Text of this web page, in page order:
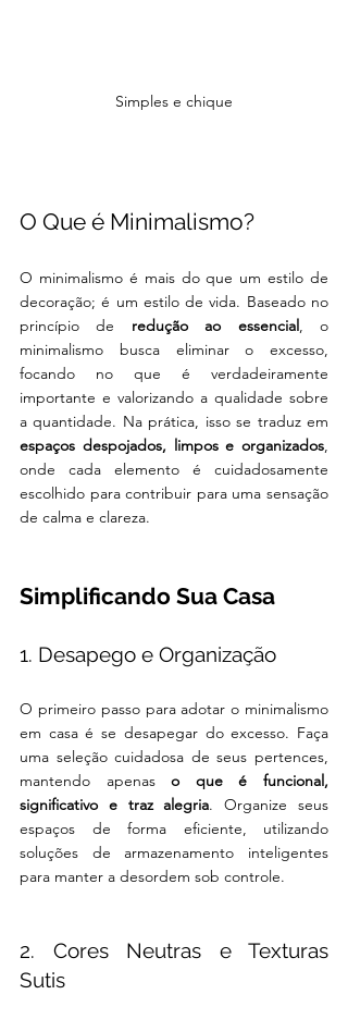
Simples e chique
O Que é Minimalismo?
O minimalismo é mais do que um estilo de
decoração; é um estilo de vida. Baseado no
princípio de redução ao essencial, o
minimalismo busca eliminar o excesso,
focando no que é verdadeiramente
importante e valorizando a qualidade sobre
espaços despojados, limpos e organizados,
onde cada elemento é cuidadosamente
escolhido para contribuir para uma sensação
de calma e clareza.
Simplificando Sua Casa
1. Desapego e Organização
O primeiro passo para adotar o minimalismo
em casa é se desapegar do excesso. Faça
uma seleção cuidadosa de seus pertences,
mantendo apenas o que é funcional,
significativo e traz alegria. Organize seus
espaços de forma eficiente, utilizando
soluções de armazenamento inteligentes
para manter a desordem sob controle.
2. Cores Neutras e Texturas
Sutis